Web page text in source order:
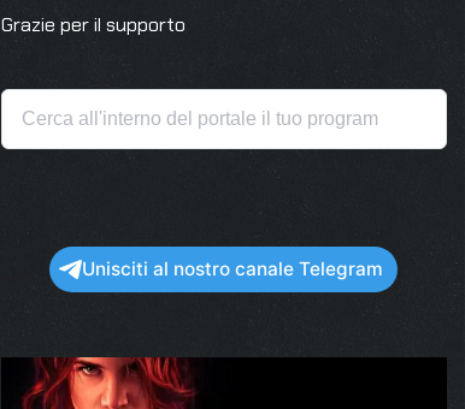
Grazie per il supporto
Unisciti al nostro canale Telegram